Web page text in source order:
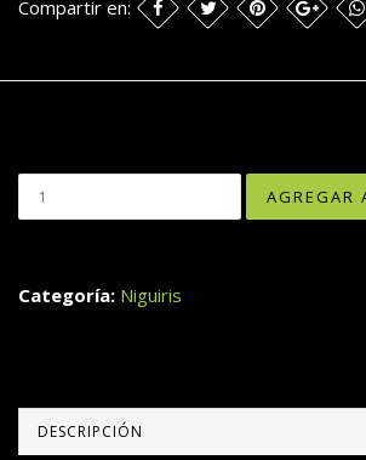
Compartir en:
Categoría: Niguiris
DESCRIPCIÓN